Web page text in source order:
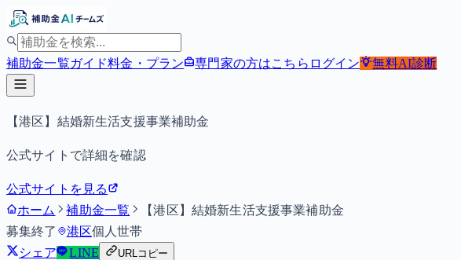
補助金一覧ガイド料金・プラン 専門家の方はこちら ログイン 無料AI診断
【港区】結婚新生活支援事業補助金
公式サイトで詳細を確認
公式サイトを見る
ホーム
補助金一覧
【港区】結婚新生活支援事業補助金
募集終了
港区個人世帯
シェア
LINE URLコピー